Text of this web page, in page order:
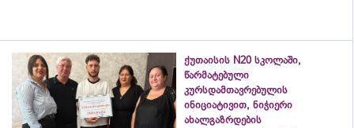
ქუთაისის N20 სკოლაში,
წარმატებული
კურსდამთავრებულის
ინიციატივით, ნიჭიერი
ახალგაზრდების